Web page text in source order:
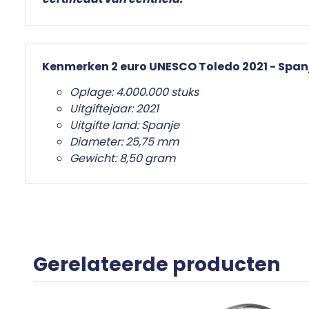
Kenmerken 2 euro UNESCO Toledo 2021 -
Oplage: 4.000.000 stuks
Uitgiftejaar: 2021
Uitgifte land: Spanje
Diameter: 25,75 mm
Gewicht: 8,50 gram
Gerelateerde producten